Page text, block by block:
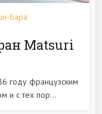
бара
Matsuri
году французским
и с тех пор...